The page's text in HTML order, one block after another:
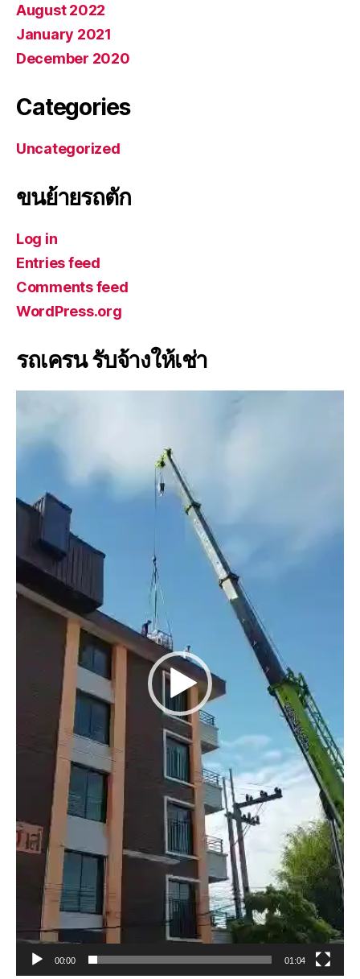
August 2022
January 2021
December 2020
Categories
Uncategorized
ขนย้ายรถตัก
Log in
Entries feed
Comments feed
WordPress.org
รถเครน รับจ้างให้เช่า
l
00:00 01:04